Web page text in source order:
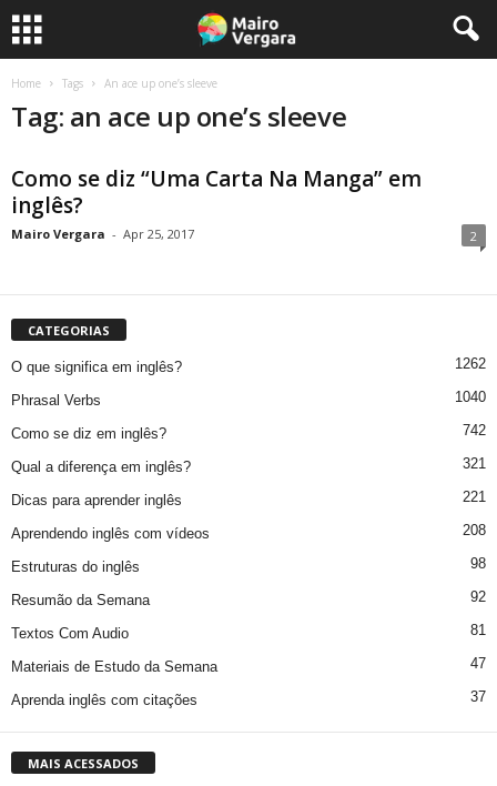
Home Tags An ace up one’s sleeve
Tag: an ace up one’s sleeve
Como se diz “Uma Carta Na Manga” em
inglês?
Mairo Vergara - Apr 25, 2017 2
CATEGORIAS
O que significa em inglês? 1262
Phrasal Verbs 1040
Como se diz em inglês? 742
Qual a diferença em inglês? 321
Dicas para aprender inglês 221
Aprendendo inglês com vídeos 208
Estruturas do inglês 98
Resumão da Semana 92
Textos Com Audio 81
Materiais de Estudo da Semana 47
Aprenda inglês com citações 37
MAIS ACESSADOS